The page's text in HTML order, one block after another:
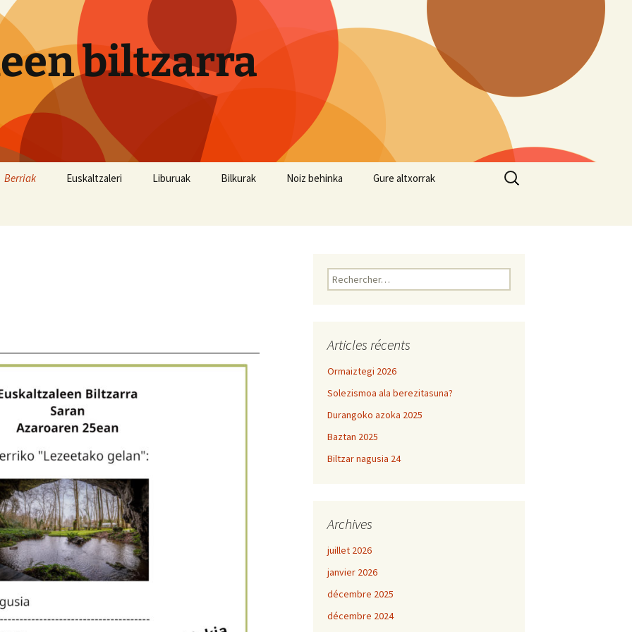
biltzarra
Berriak Euskaltzaleri Liburuak Bilkurak Noiz behinka Gure altxorrak
Rechercher :
Rechercher :
Articles récents
Ormaiztegi 2026
Solezismoa ala berezitasuna?
Durangoko azoka 2025
Baztan 2025
Biltzar nagusia 24
Archives
juillet 2026
janvier 2026
décembre 2025
décembre 2024